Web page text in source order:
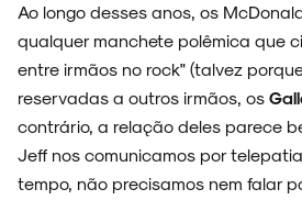
Ao longo desses anos, os
qualquer manchete polêmica que
entre irmãos no rock" (talvez
reservadas a outros irmãos, os
contrário, a relação deles parece
Jeff nos comunicamos por
tempo, não precisamos nem falar